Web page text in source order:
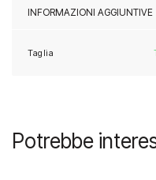
INFORMAZIONI AGGIUNTIVE
Taglia
Potrebbe